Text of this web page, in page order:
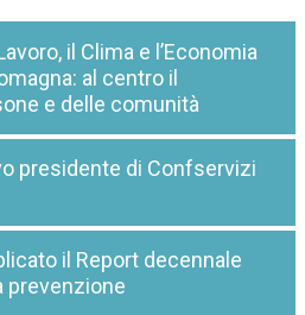
il Clima e l’Economia
al centro il
e delle comunità
presidente di Confservizi
il Report decennale
prevenzione